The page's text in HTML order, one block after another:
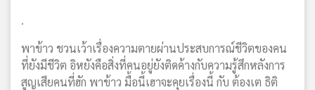
.
พาข้าว ชวนเว้าเรื่องความตายผ่านประสบการณ์ชีวิตของคน
ที่ยังมีชีวิต อิหยังคือสิ่งที่คนอยู่ยังติดค้างกับความรู้สึกหลังการ
สูญเสียคนที่ฮัก พาข้าว มื้อนี้เฮาจะคุยเรื่องนี้ กับ ต้องเต ธิติ